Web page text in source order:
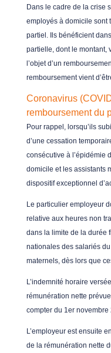
Dans le cadre de la crise
employés à domicile sont
partiel. Ils bénéficient
partielle, dont le montant,
l’objet d’un
remboursement vient
Coronavirus
remboursement du
Pour rappel, lorsqu’ils
d’une cessation
consécutive à l’épidémie
domicile et les assistants
dispositif exceptionnel
Le particulier employeur
relative aux heures non
dans la limite de la durée
nationales des salariés
maternels, dès lors que
L’indemnité horaire
rémunération nette
compter du 1er novembre
L’employeur est ensuite
de la rémunération nette